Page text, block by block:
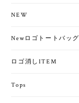
NEW
Newロゴトートバッグ
ロゴ消しITEM
Tops